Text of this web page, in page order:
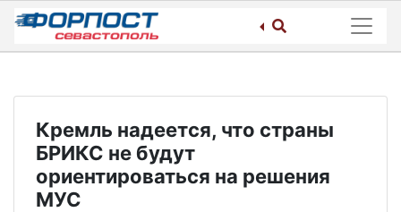
Skip
content
Кремль надеется, что страны
БРИКС не будут
ориентироваться на решения
МУС